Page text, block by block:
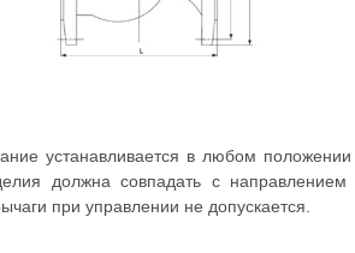
устанавливается в любом
должна совпадать с направлением
при управлении не допускается.